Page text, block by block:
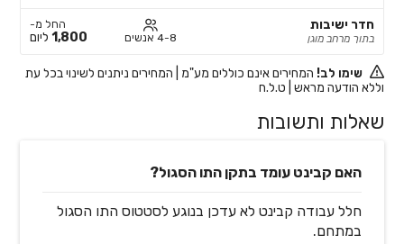
חדר ישיבות
בתוך מרחב מוגן 4-8 אנשים
החל מ-
1,800 ליום
שימו לב! המחירים אינם כוללים מע"מ | המחירים ניתנים לשינוי בכל עת
וללא הודעה מראש | ט.ל.ח
שאלות ותשובות
האם קבינט עומד בתקן התו הסגול?
חלל עבודה קבינט לא עדכן בנוגע לסטטוס התו הסגול
במתחם.